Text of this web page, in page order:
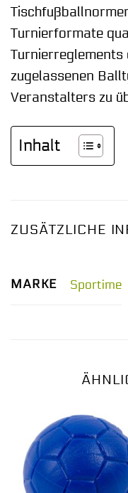
Turnierformate
Turnierreglements
zugelassenen
Veranstalters zu
Inhalt
ZUSÄTZLICHE
MARKE Sportime